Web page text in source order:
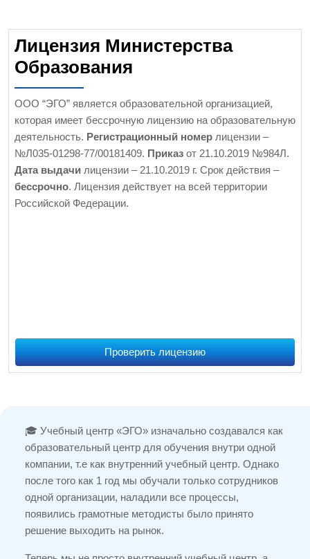
Лицензия Министерства
Образования
ООО “ЭГО” является образовательной организацией,
которая имеет бессрочную лицензию на образовательную
деятельность. Регистрационный номер лицензии –
№Л035-01298-77/00181409. Приказ от 21.10.2019 №984Л.
Дата выдачи лицензии – 21.10.2019 г. Срок действия –
бессрочно. Лицензия действует на всей территории
Российской Федерации.
Проверить лицензию
🎓 Учебный центр «ЭГО» изначально создавался как
образовательный центр для обучения внутри одной
компании, т.е как внутренний учебный центр. Однако
после того как 1 год мы обучали только сотрудников
одной организации, наладили все процессы,
появились грамотные методисты было принято
решение выходить на рынок.